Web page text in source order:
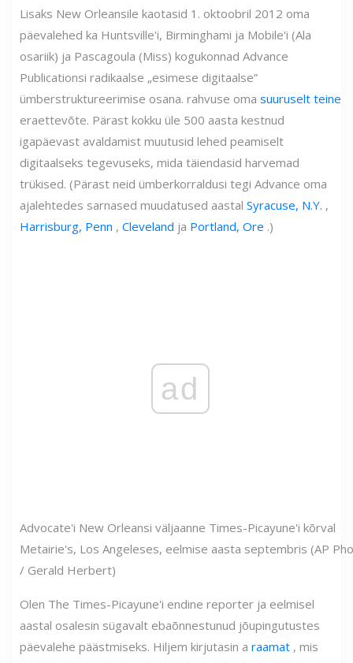
Lisaks New Orleansile kaotasid 1. oktoobril 2012 oma
päevalehed ka Huntsville'i, Birminghami ja Mobile'i (Ala
osariik) ja Pascagoula (Miss) kogukonnad Advance
Publicationsi radikaalse „esimese digitaalse”
ümberstruktureerimise osana. rahvuse oma suuruselt teine
eraettevõte. Pärast kokku üle 500 aasta kestnud
igapäevast avaldamist muutusid lehed peamiselt
digitaalseks tegevuseks, mida täiendasid harvemad
trükised. (Pärast neid ümberkorraldusi tegi Advance oma
ajalehtedes sarnased muudatused aastal Syracuse, N.Y. ,
Harrisburg, Penn , Cleveland ja Portland, Ore .)
ad
Advocate'i New Orleansi väljaanne Times-Picayune'i kõrval
Metairie's, Los Angeleses, eelmise aasta septembris (AP
/ Gerald Herbert)
Olen The Times-Picayune'i endine reporter ja eelmisel
aastal osalesin sügavalt ebaõnnestunud jõupingutustes
päevalehe päästmiseks. Hiljem kirjutasin a raamat , mis